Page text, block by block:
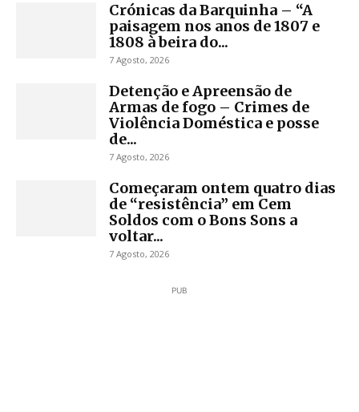
Crónicas da Barquinha – “A
paisagem nos anos de 1807 e
1808 à beira do...
7 Agosto, 2026
Detenção e Apreensão de
Armas de fogo – Crimes de
Violência Doméstica e posse
de...
7 Agosto, 2026
Começaram ontem quatro dias
de “resistência” em Cem
Soldos com o Bons Sons a
voltar...
7 Agosto, 2026
PUB